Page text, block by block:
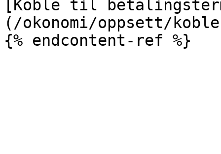
[Koble til
(/okonomi/oppsett/